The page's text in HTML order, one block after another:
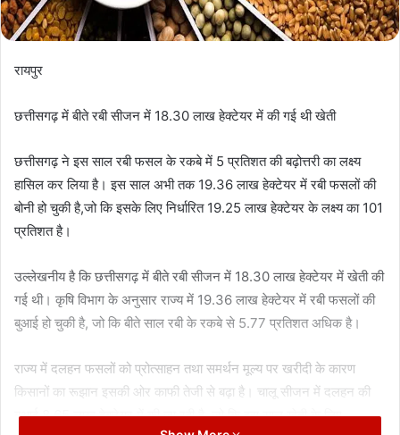
रायपुर
छत्तीसगढ़ में बीते रबी सीजन में 18.30 लाख हेक्टेयर में की गई थी खेती
छत्तीसगढ़ ने इस साल रबी फसल के रकबे में 5 प्रतिशत की बढ़ोत्तरी का लक्ष्य
हासिल कर लिया है। इस साल अभी तक 19.36 लाख हेक्टेयर में रबी फसलों की
बोनी हो चुकी है,जो कि इसके लिए निर्धारित 19.25 लाख हेक्टेयर के लक्ष्य का 101
प्रतिशत है।
उल्लेखनीय है कि छत्तीसगढ़ में बीते रबी सीजन में 18.30 लाख हेक्टेयर में खेती की
गई थी। कृषि विभाग के अनुसार राज्य में 19.36 लाख हेक्टेयर में रबी फसलों की
बुआई हो चुकी है, जो कि बीते साल रबी के रकबे से 5.77 प्रतिशत अधिक है।
राज्य में दलहन फसलों को प्रोत्साहन तथा समर्थन मूल्य पर खरीदी के कारण
किसानों का रूझान इसकी ओर काफी तेजी से बढ़ा है। चालू सीजन में दलहन की
बुआई 8.65 लाख हेक्टेयर में की जा रही है, जो कि इस साल खेती के लिए